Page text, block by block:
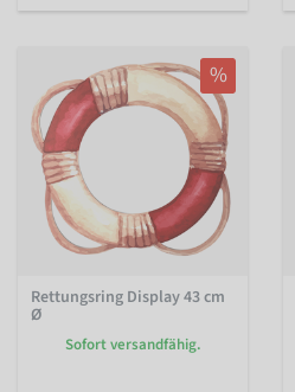
%
Rettungsring Display 43 cm
Ø
Sofort versandfähig.